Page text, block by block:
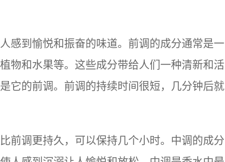
感到愉悦和振奋的味道。前调的成分通常是一
物和水果等。这些成分带给人们一种清新和活
它的前调。前调的持续时间很短，几分钟后就
前调更持久，可以保持几个小时。中调的成分